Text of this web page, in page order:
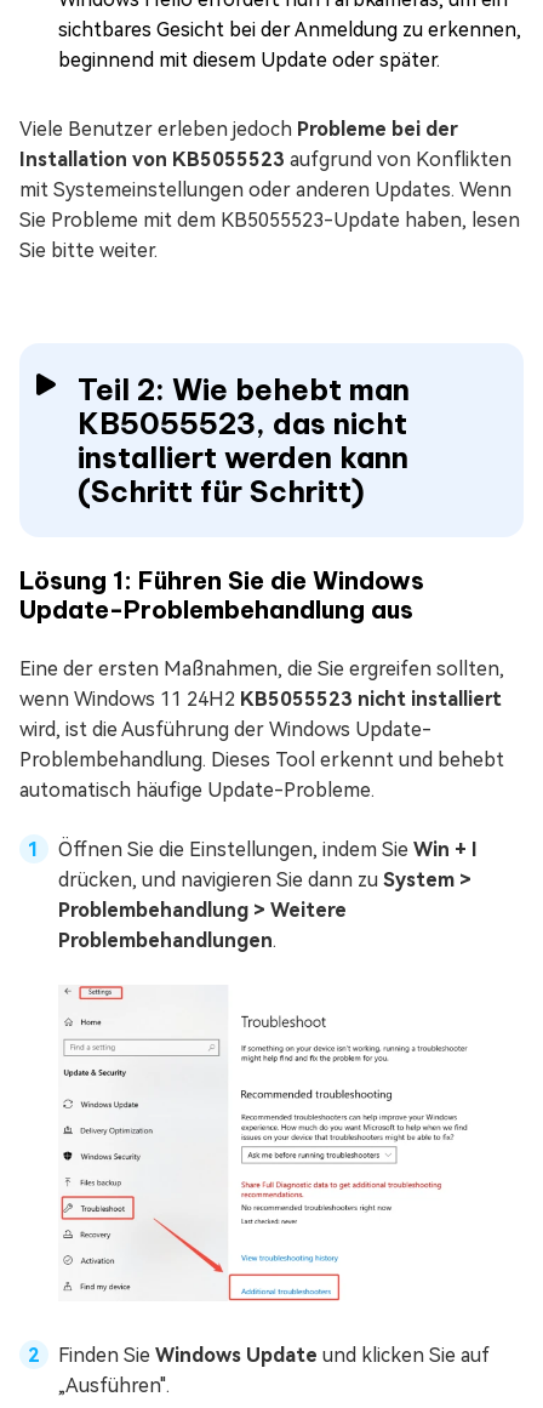
sichtbares Gesicht bei der Anmeldung zu erkennen,
beginnend mit diesem Update oder später.
Viele Benutzer erleben jedoch Probleme bei der
Installation von KB5055523 aufgrund von Konflikten
mit Systemeinstellungen oder anderen Updates. Wenn
Sie Probleme mit dem KB5055523-Update haben, lesen
Sie bitte weiter.
Teil 2: Wie behebt man
KB5055523, das nicht
installiert werden kann
(Schritt für Schritt)
Lösung 1: Führen Sie die Windows
Update-Problembehandlung aus
Eine der ersten Maßnahmen, die Sie ergreifen sollten,
wenn Windows 11 24H2 KB5055523 nicht installiert
wird, ist die Ausführung der Windows Update-
Problembehandlung. Dieses Tool erkennt und behebt
automatisch häufige Update-Probleme.
Öffnen Sie die Einstellungen, indem Sie Win + I
drücken, und navigieren Sie dann zu System >
Problembehandlung > Weitere
Problembehandlungen.
Finden Sie Windows Update und klicken Sie auf
„Ausführen".